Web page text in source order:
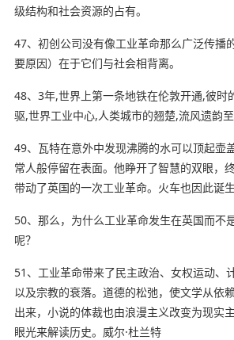
级结构和社会资源的占有。
47、初创公司没有像工业革命那么广泛传播
要原因）在于它们与社会相背离。
48、3年,世界上第一条地铁在伦敦开通,彼时
驱,世界工业中心,人类城市的翘楚,流风遗韵至
49、瓦特在意外中发现沸腾的水可以顶起壶
常人般停留在表面。他睁开了智慧的双眼，
带动了英国的一次工业革命。火车也因此诞生
50、那么，为什么工业革命发生在英国而不
呢？
51、工业革命带来了民主政治、女权运动、
以及宗教的衰落。道德的松弛，使文学从依
出来，小说的体裁也由浪漫主义改变为现实
眼光来解读历史。威尔·杜兰特